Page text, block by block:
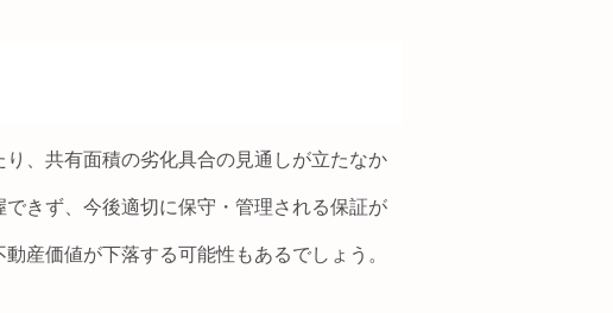
、共有面積の劣化具合の見通しが立たなか
きず、今後適切に保守・管理される保証が
産価値が下落する可能性もあるでしょう。